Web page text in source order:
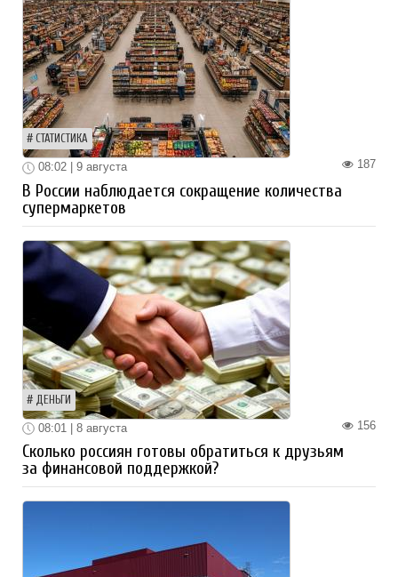
СТАТИСТИКА
187
08:02 | 9 августа
В России наблюдается сокращение количества
супермаркетов
ДЕНЬГИ
156
08:01 | 8 августа
Сколько россиян готовы обратиться к друзьям
за финансовой поддержкой?